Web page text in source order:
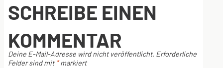
SCHREIBE EINEN
KOMMENTAR
Deine E-Mail-Adresse wird nicht veröffentlicht. Erforderliche
Felder sind mit *markiert